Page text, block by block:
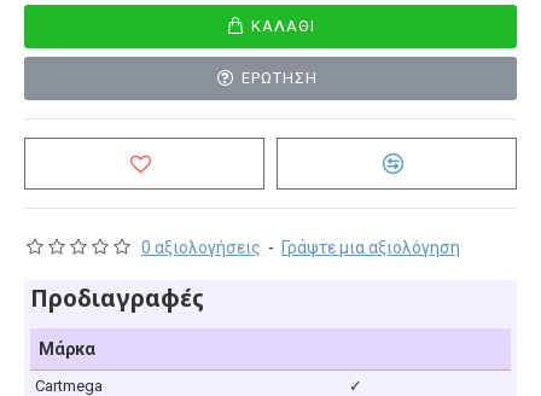
0 αξιολογήσεις - Γράψτε μια αξιολόγηση
ΚΑΛΆΘΙ
ΕΡΏΤΗΣΗ
Προδιαγραφές
Μάρκα
Cartmega ✓